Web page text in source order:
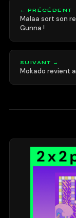
← PRÉCÉDENT
Malaa sort son
Gunna !
SUIVANT →
Mokado revient